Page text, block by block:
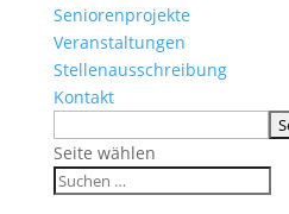
Seniorenprojekte
Veranstaltungen
Stellenausschreibung
Kontakt
Seite wählen